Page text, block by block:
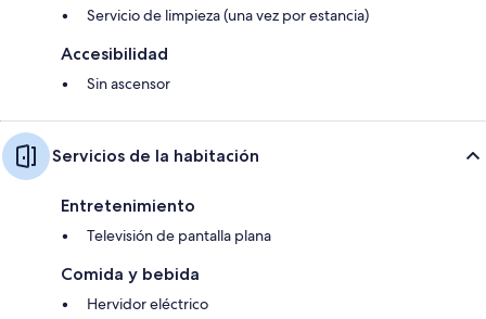
Servicio de limpieza (una vez por estancia)
Accesibilidad
Sin ascensor
Servicios de la habitación
Entretenimiento
Televisión de pantalla plana
Comida y bebida
Hervidor eléctrico